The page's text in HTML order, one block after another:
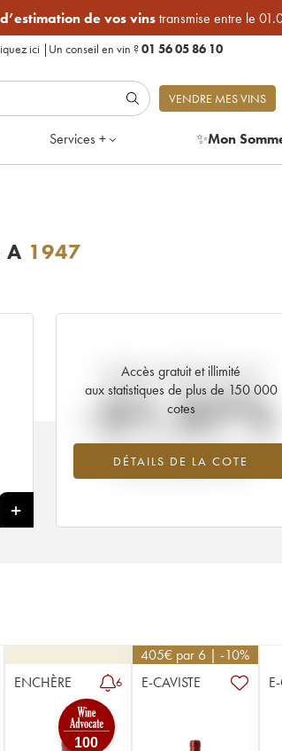
de vos vinstransmise entre le
ici | Un conseil en vin ?01 56 05 86 10
VENDRE MES VINS
Services + ✨Mon
A 1947
+
Accès gratuit et illimité
aux statistiques de plus de 150 000
cotes
DÉTAILS DE LA COTE
Tendance actuelle de la cote
-21.37%
Tendance à la baisse du millésime 1947
en 2026 par rapport à 2025
ENCHÈRE 6
100
405€ par 6 | -10%
E-CAVISTE